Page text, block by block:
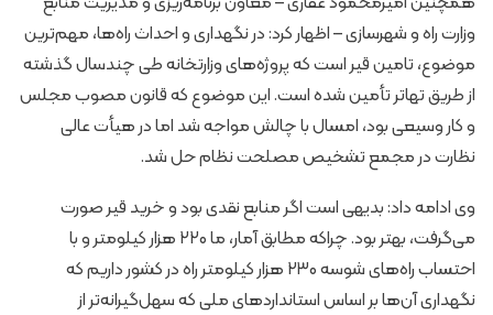
وزارت راه و شهرسازی – اظهار کرد: در نگهداری و احداث راه‌ها، مهم‌ترین
موضوع، تامین قیر است که پروژه‌های وزارتخانه طی چندسال گذشته
از طریق تهاتر تأمین شده است. این موضوع که قانون مصوب مجلس
و کار وسیعی بود، امسال با چالش مواجه شد اما در هیأت عالی
نظارت در مجمع تشخیص مصلحت نظام حل شد.
وی ادامه داد: بدیهی است اگر منابع نقدی بود و خرید قیر صورت
می‌گرفت، بهتر بود. چراکه مطابق آمار، ما ۲۲۰ هزار کیلومتر و با
احتساب راه‌های شوسه ۲۳۰ هزار کیلومتر راه در کشور داریم که
نگهداری آن‌ها بر اساس استانداردهای ملی که سهل‌گیرانه‌تر از